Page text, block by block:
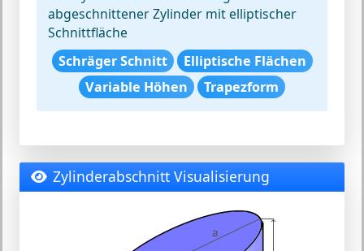
abgeschnittener Zylinder mit elliptischer
Schnittfläche
Schräger Schnitt
Elliptische Flächen
Variable Höhen
Trapezform
Zylinderabschnitt Visualisierung